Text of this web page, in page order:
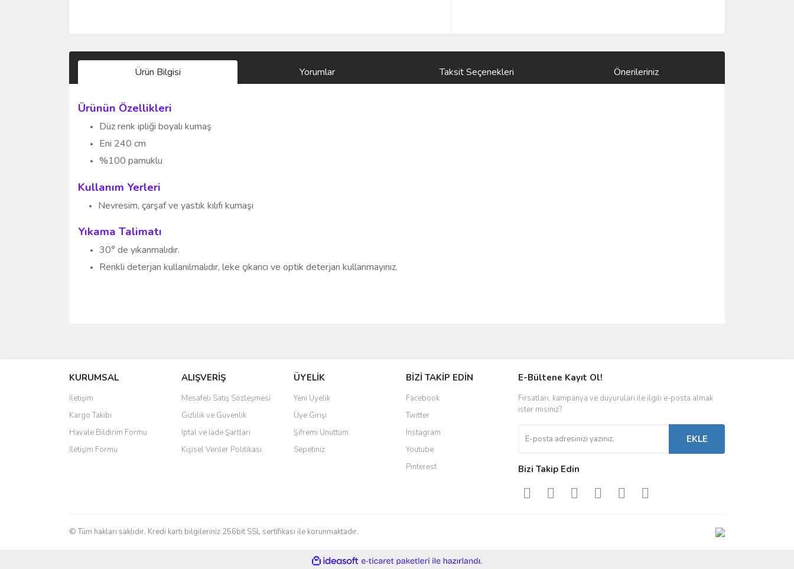
Ürün Bilgisi Yorumlar Taksit Seçenekleri Önerileriniz
Ürünün Özellikleri
Düz renk ipliği boyalı kumaş
Eni 240 cm
%100 pamuklu
Kullanım Yerleri
Nevresim, çarşaf ve yastık kılıfı kumaşı
Yıkama Talimatı
30° de yıkanmalıdır.
Renkli deterjan kullanılmalıdır, leke çıkarıcı ve optik deterjan kullanmayınız.
Ürün resmi kalitesiz, bozuk veya görüntülenemiyor.
Ürün açıklamasında eksik bilgiler bulunuyor.
Ürün bilgilerinde hatalar bulunuyor.
Ürün fiyatı diğer sitelerden daha pahalı.
Bu ürüne benzer farklı alternatifler olmalı.
KURUMSAL
İletişim
Kargo Takibi
Havale Bildirim Formu
İletişim Formu
ALIŞVERİŞ
Mesafeli Satış Sözleşmesi
Gizlilik ve Güvenlik
İptal ve İade Şartları
Kişisel Veriler Politikası
ÜYELİK
Yeni Üyelik
Üye Girişi
Şifremi Unuttum
Sepetiniz
BİZİ TAKİP EDİN
Facebook
Twitter
Instagram
Youtube
Pinterest
E-Bültene Kayıt Ol!
Fırsatları, kampanya ve duyuruları ile ilgili e-posta almak
ister misiniz?
EKLE
Bizi Takip Edin
© Tüm hakları saklıdır. Kredi kartı bilgileriniz 256bit SSL sertifikası ile korunmaktadır.
ideasoft
e-